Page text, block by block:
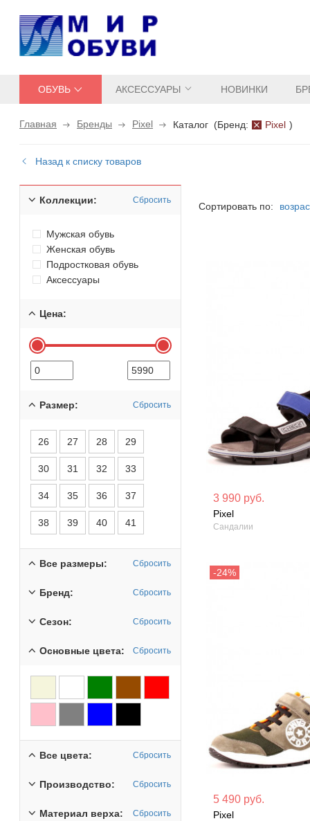
ОБУВЬ АКСЕССУАРЫ НОВИНКИ
Главная Бренды Pixel Каталог (Бренд: Pixel )
Назад к списку товаров
Коллекции: Сбросить
Мужская обувь
Женская обувь
Подростковая обувь
Аксессуары
Цена:
Размер: Сбросить
26 27 28 29
30 31 32 33
34 35 36 37
38 39 40 41
Все размеры: Сбросить
Бренд: Сбросить
Сезон: Сбросить
Основные цвета: Сбросить
Все цвета: Сбросить
Производство: Сбросить
Материал верха: Сбросить
Сортировать по:
Материал вверха: Текстиль
Сезон: Лето
3 990 руб.
Pixel
Сандалии
Материал
5 490 руб.
Pixel
Материал
кожа